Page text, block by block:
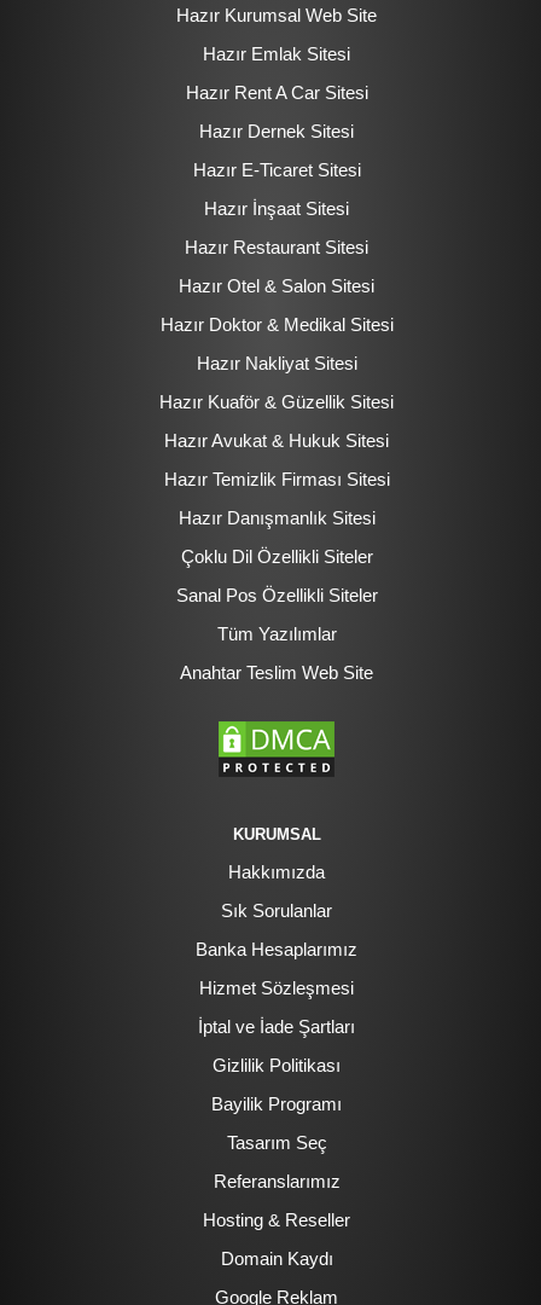
Hazır Kurumsal Web Site
Hazır Emlak Sitesi
Hazır Rent A Car Sitesi
Hazır Dernek Sitesi
Hazır E-Ticaret Sitesi
Hazır İnşaat Sitesi
Hazır Restaurant Sitesi
Hazır Otel & Salon Sitesi
Hazır Doktor & Medikal Sitesi
Hazır Nakliyat Sitesi
Hazır Kuaför & Güzellik Sitesi
Hazır Avukat & Hukuk Sitesi
Hazır Temizlik Firması Sitesi
Hazır Danışmanlık Sitesi
Çoklu Dil Özellikli Siteler
Sanal Pos Özellikli Siteler
Tüm Yazılımlar
Anahtar Teslim Web Site
KURUMSAL
Hakkımızda
Sık Sorulanlar
Banka Hesaplarımız
Hizmet Sözleşmesi
İptal ve İade Şartları
Gizlilik Politikası
Bayilik Programı
Tasarım Seç
Referanslarımız
Hosting & Reseller
Domain Kaydı
Google Reklam